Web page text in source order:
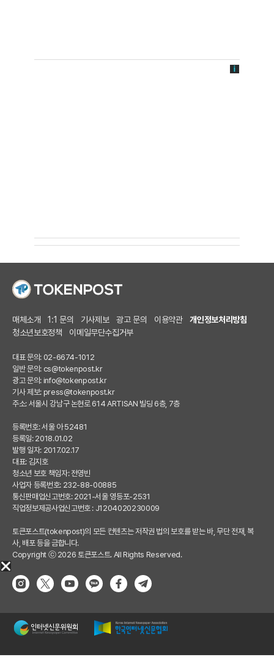
매체소개 1:1 문의 기사제보 광고 문의 이용약관
개인정보처리방침
청소년보호정책
이메일무단수집거부
대표 문의: 02-6674-1012
일반 문의: cs@tokenpost.kr
광고 문의: info@tokenpost.kr
기사 제보: press@tokenpost.kr
주소: 서울시 강남구 논현로 614 ARTISAN 빌딩 6층, 7층
등록번호: 서울 아 52481
등록일: 2018.01.02
발행 일자: 2017.02.17
대표: 김지호
청소년 보호 책임자: 전영빈
사업자 등록번호: 232-88-00885
통신판매업신고번호: 2021-서울 영등포-2531
직업정보제공사업신고번호 : J1204020230009
토큰포스트(tokenpost)의 모든 컨텐츠는 저작권 법의 보호를 받는 바, 무단 전재, 복
사, 배포 등을 금합니다.
Copyright ⓒ 2026 토큰포스트. All Rights Reserved.